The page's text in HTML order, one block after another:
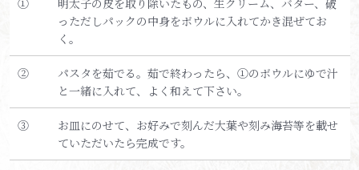
っただしパックの中身をボウルに入れてかき混ぜてお
く。
②
パスタを茹でる。茹で終わったら、①のボウルにゆで汁
と一緒に入れて、よく和えて下さい。
③
お皿にのせて、お好みで刻んだ大葉や刻み海苔等を載せ
ていただいたら完成です。